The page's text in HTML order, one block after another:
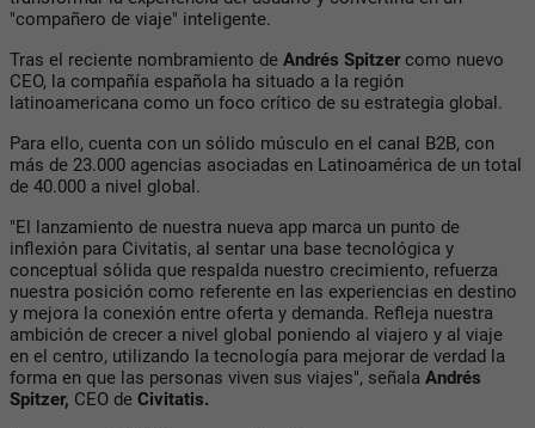
"compañero de viaje" inteligente.
Tras el reciente nombramiento de Andrés Spitzercomo nuevo
CEO, la compañía española ha situado a la región
latinoamericana como un foco crítico de su estrategia global.
Para ello, cuenta con un sólido músculo en el canal B2B, con
más de 23.000 agencias asociadas en Latinoamérica de un total
de 40.000 a nivel global.
"El lanzamiento de nuestra nueva app marca un punto de
inflexión para Civitatis, al sentar una base tecnológica y
conceptual sólida que respalda nuestro crecimiento, refuerza
nuestra posición como referente en las experiencias en destino
y mejora la conexión entre oferta y demanda. Refleja nuestra
ambición de crecer a nivel global poniendo al viajero y al viaje
en el centro, utilizando la tecnología para mejorar de verdad la
forma en que las personas viven sus viajes", señala Andrés
Spitzer, CEO de Civitatis.